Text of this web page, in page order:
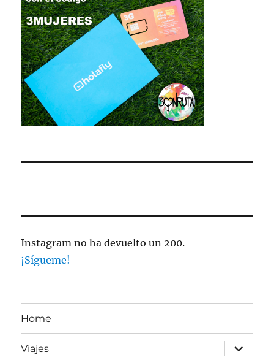
Instagram no ha devuelto un 200.
¡Sígueme!
Home
Viajes
expande
el